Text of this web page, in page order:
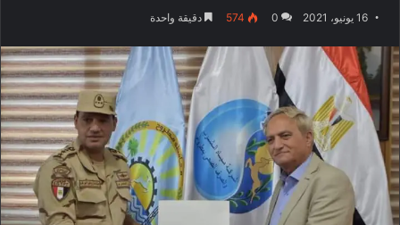
16 يونيو، 2021 0
574 دقيقة واحدة